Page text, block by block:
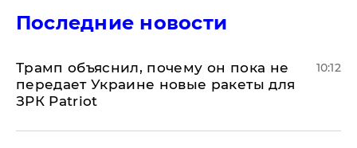
Последние новости
Трамп объяснил, почему он пока не
передает Украине новые ракеты для
ЗРК Patriot
10:12